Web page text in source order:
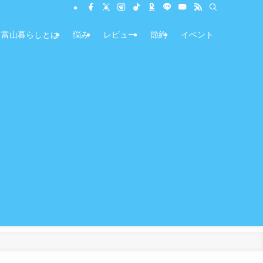
富山暮らしとは 悩み レビュー 節約 イベント